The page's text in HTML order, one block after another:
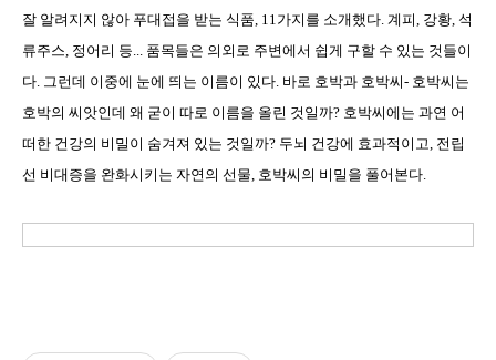
잘 알려지지 않아 푸대접을 받는 식품, 11가지를 소개했다. 계피, 강황, 석
류주스, 정어리 등... 품목들은 의외로 주변에서 쉽게 구할 수 있는 것들이
다. 그런데 이중에 눈에 띄는 이름이 있다. 바로 호박과 호박씨- 호박씨는
호박의 씨앗인데 왜 굳이 따로 이름을 올린 것일까? 호박씨에는 과연 어
떠한 건강의 비밀이 숨겨져 있는 것일까? 두뇌 건강에 효과적이고, 전립
선 비대증을 완화시키는 자연의 선물, 호박씨의 비밀을 풀어본다.